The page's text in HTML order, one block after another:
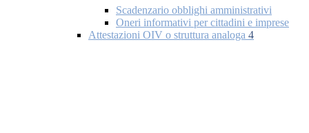
Scadenzario obblighi amministrativi
Oneri informativi per cittadini e imprese
Attestazioni OIV o struttura analoga 4